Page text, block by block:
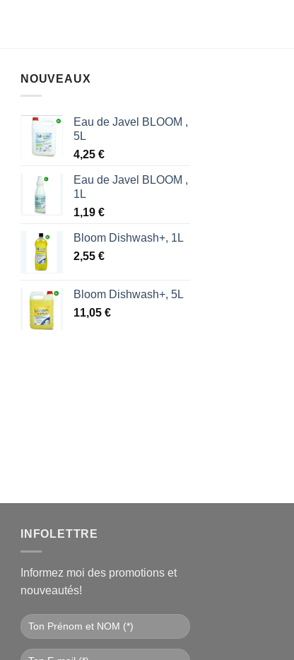
NOUVEAUX
Eau de Javel BLOOM ,
5L
4,25 €
Eau de Javel BLOOM ,
1L
1,19 €
Bloom Dishwash+, 1L
2,55 €
Bloom Dishwash+, 5L
11,05 €
INFOLETTRE
Informez moi des promotions et
nouveautés!